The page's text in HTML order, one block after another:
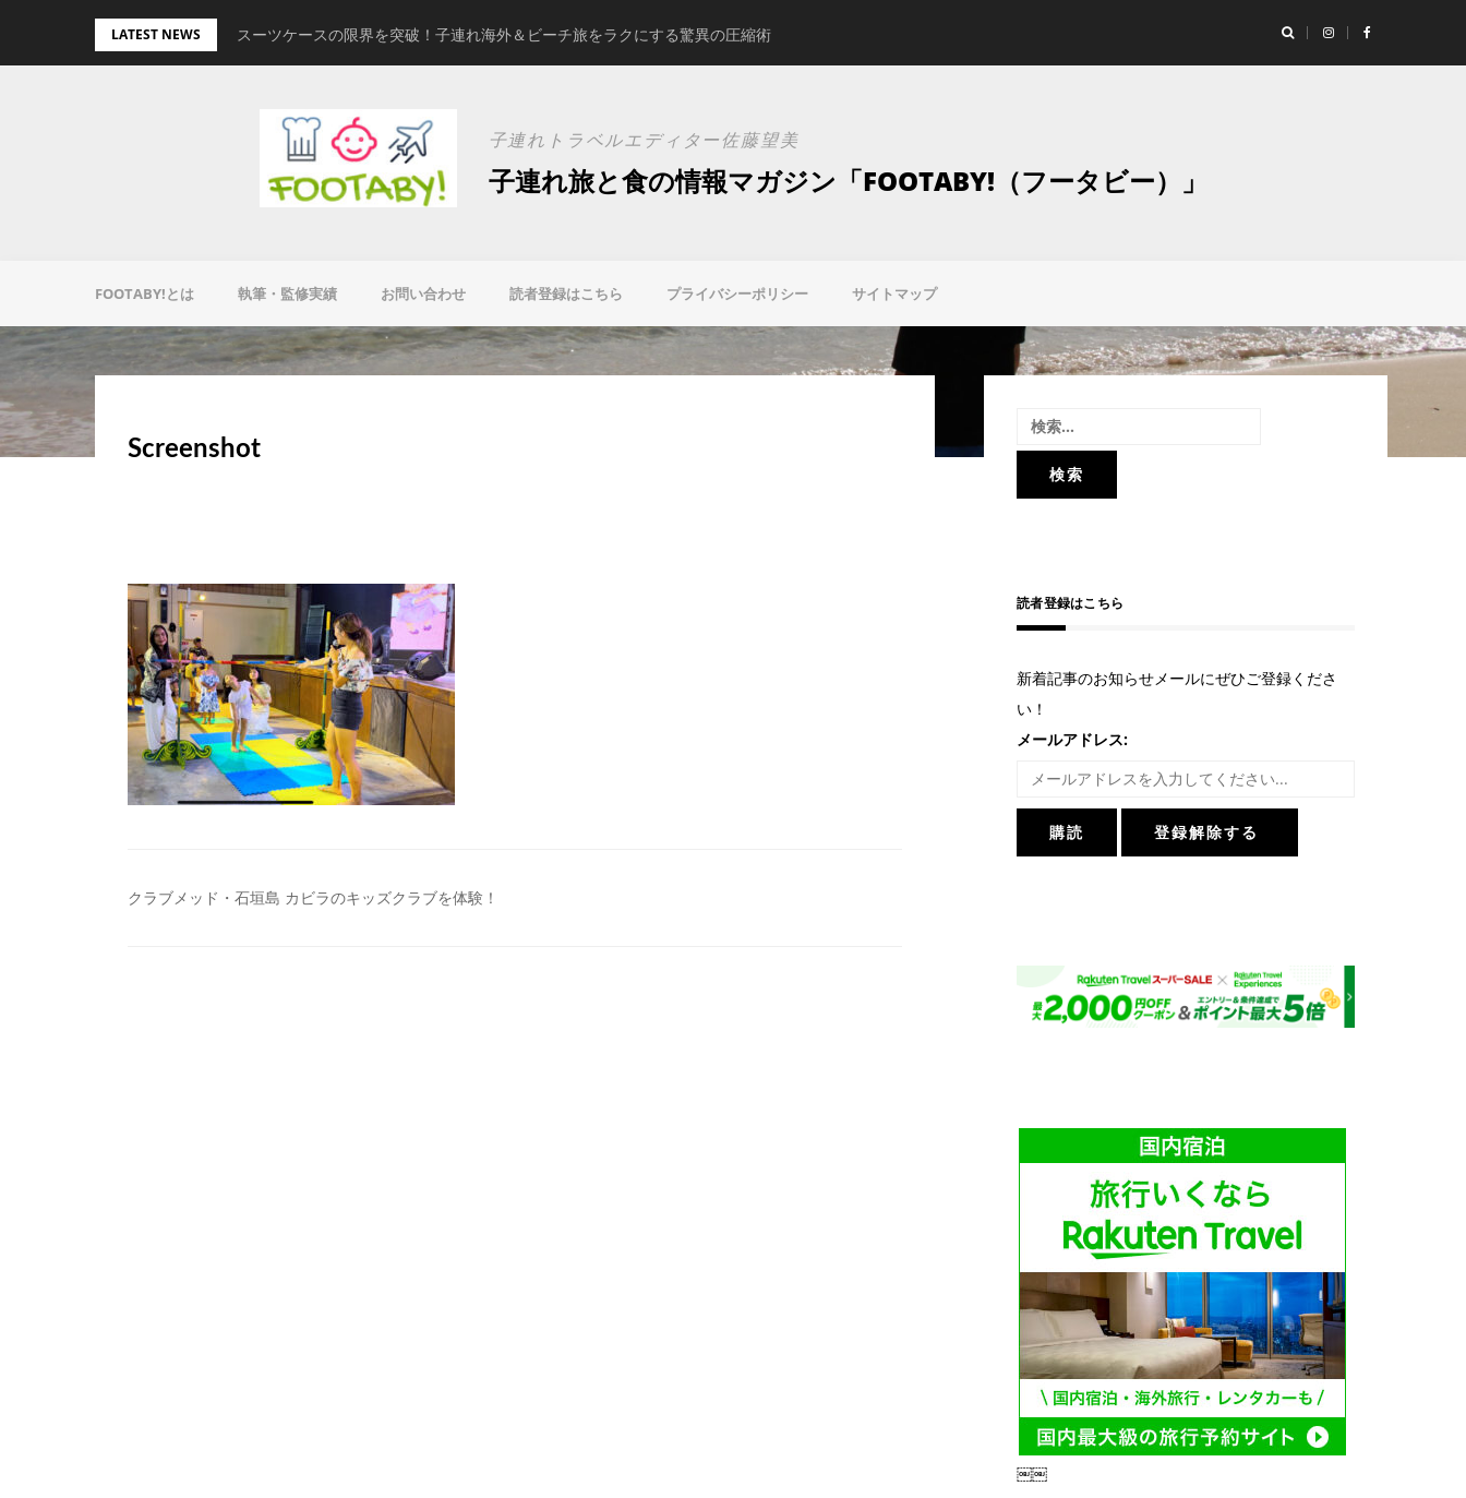
LATEST NEWS
ャリーオンバッグ スーツケースの限界を突破！子連れ海外＆ビーチ旅をラクにする驚異の圧縮術 スタジオアリスの新ブランド「Studio Moaly（スタジオ モアリー）」撮影レポート！
子連れトラベルエディター佐藤望美
子連れ旅と食の情報マガジン「FOOTABY!（フータビー）」
FOOTABY!とは 執筆・監修実績 お問い合わせ 読者登録はこちら プライバシーポリシー サイトマップ
Screenshot
投
クラブメッド・石垣島 カビラのキッズクラブを体験！
索:
読者登録はこちら
新着記事のお知らせメールにぜひご登録くださ
い！
メールアドレス:
￼￼